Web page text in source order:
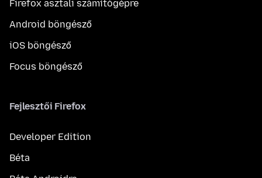
Firefox asztali számítógépre
Android böngésző
iOS böngésző
Focus böngésző
Fejlesztői Firefox
Developer Edition
Béta